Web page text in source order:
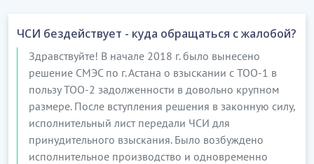
ЧСИ бездействует - куда обращаться с жалобой?
Здравствуйте! В начале 2018 г. было вынесено
решение СМЭС по г. Астана о взыскании с ТОО-1 в
пользу ТОО-2 задолженности в довольно крупном
размере. После вступления решения в законную силу,
исполнительный лист передали ЧСИ для
принудительного взыскания. Было возбуждено
исполнительное производство и одновременно